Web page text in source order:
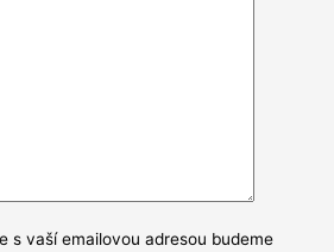
s vaší emailovou adresou budeme